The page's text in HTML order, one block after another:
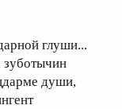
глуши...
души,